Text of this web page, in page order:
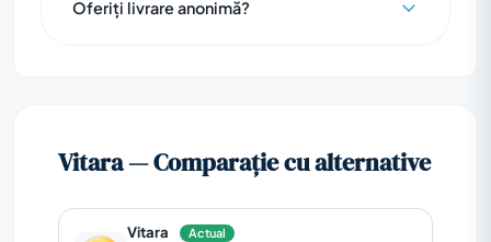
Oferiți livrare anonimă?
Vitara — Comparație cu alternative
Vitara Actual